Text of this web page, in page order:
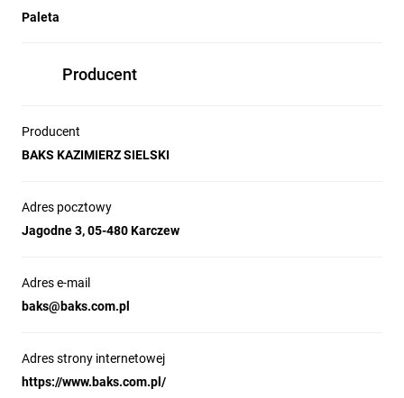
Paleta
Producent
Producent
BAKS KAZIMIERZ SIELSKI
Adres pocztowy
Jagodne 3, 05-480 Karczew
Adres e-mail
baks@baks.com.pl
Adres strony internetowej
https://www.baks.com.pl/